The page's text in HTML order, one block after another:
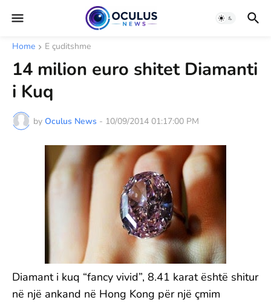
Home E çuditshme
14 milion euro shitet Diamanti
i Kuq
by Oculus News - 10/09/2014 01:17:00 PM
Diamant i kuq “fancy vivid”, 8.41 karat është shitur
në një ankand në Hong Kong për një çmim